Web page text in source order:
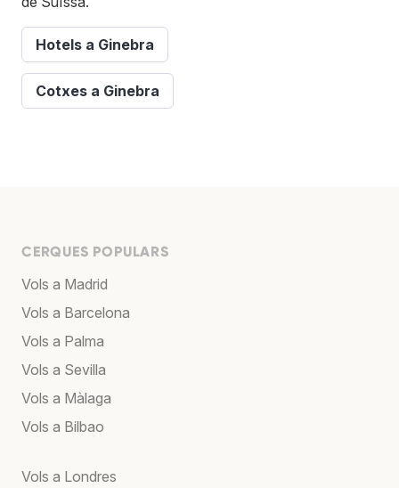
Hotels a Ginebra
Cotxes a Ginebra
CERQUES POPULARS
Vols a Madrid
Vols a Barcelona
Vols a Palma
Vols a Sevilla
Vols a Màlaga
Vols a Bilbao
Vols a Londres